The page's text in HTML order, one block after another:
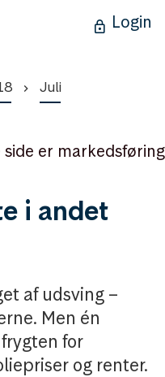
Login
Juli
er markedsføring
i andet
af udsving –
Men én
for
og renter.